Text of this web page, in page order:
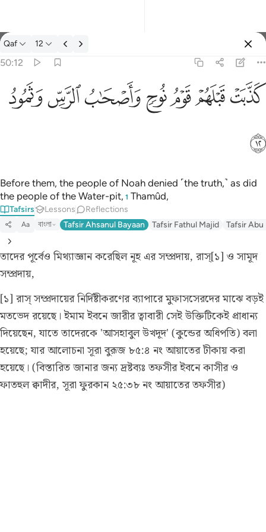
Tafsir: Qaf 50:12
Qaf 12
50:12
كذبت قبلهم قوم نوح واصحاب الرس وثمود ١٢
كَذَّبَتْ قَبْلَهُمْ قَوْمُ نُوحٍۢ وَأَصْحَـٰبُ ٱلرَّسِّ وَثَمُودُ ١٢
ﲫﲬﲭﲮﲯﲰﲱ
ﲲ
Before them, the people of Noah denied ˹the truth,˺ as did
the people of the Water-pit, 1 Thamûd,
Tafsirs Lessons Reflections
Aa বাংলা Tafsir Ahsanul Bayaan Tafsir Fathul Majid Tafsir Abu
তাদের পূর্বেও মিথ্যাজ্ঞান করেছিল নূহ এর সম্প্রদায়, রাস্[১] ও সামূদ
সম্প্রদায়,
[১] রাস্ সম্প্রদায়ের নির্দিষ্টীকরণের ব্যাপারে মুফাসসেরদের মাঝে বড়ই
মতভেদ রয়েছে। ইমাম ইবনে জারীর ত্বাবারী সেই উক্তিটিকেই প্রাধান্য
দিয়েছেন, যাতে তাদেরকে 'আসহাবুল উখদূদ' (কুন্ডের অধিপতি) বলা
হয়েছে; যার আলোচনা সূরা বুরূজ ৮৫:৪ নং আয়াতের টীকায় করা
হয়েছে। (বিস্তারিত জানার জন্য দ্রষ্টব্যঃ তফসীর ইবনে কাসীর ও
ফাতহুল ক্বাদীর, সূরা ফুরকান ২৫:৩৮ নং আয়াতের তফসীর)